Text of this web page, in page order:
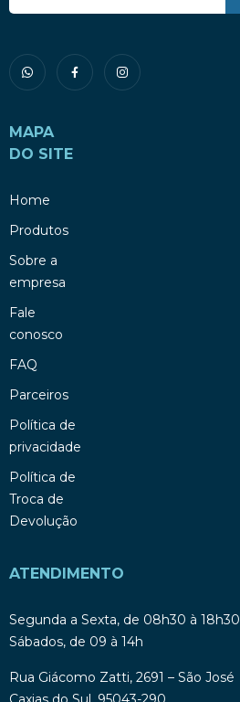
MAPA
DO SITE
Home
Produtos
Sobre a
empresa
Fale
conosco
FAQ
Parceiros
Política de
privacidade
Política de
Troca de
Devolução
ATENDIMENTO
Segunda a Sexta, de 08h30 à 18h30
Sábados, de 09 à 14h
Rua Giácomo Zatti, 2691 – São José